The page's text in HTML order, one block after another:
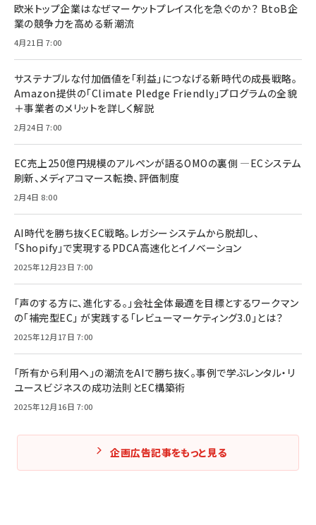
欧米トップ企業はなぜマーケットプレイス化を急ぐのか？ BtoB企
業の競争力を高める新潮流
4月21日 7:00
サステナブルな付加価値を「利益」につなげる新時代の成長戦略。
Amazon提供の「Climate Pledge Friendly」プログラムの全貌
＋事業者のメリットを詳しく解説
2月24日 7:00
EC売上250億円規模のアルペンが語るOMOの裏側 ―ECシステム
刷新、メディアコマース転換、評価制度
2月4日 8:00
AI時代を勝ち抜くEC戦略。レガシーシステムから脱却し、
「Shopify」で実現するPDCA高速化とイノベーション
2025年12月23日 7:00
「声のする方に、進化する。」会社全体最適を目標とするワークマン
の「補完型EC」 が実践する「レビューマーケティング3.0」とは？
2025年12月17日 7:00
「所有から利用へ」の潮流をAIで勝ち抜く。事例で学ぶレンタル・リ
ユースビジネスの成功法則とEC構築術
2025年12月16日 7:00
企画広告記事をもっと見る